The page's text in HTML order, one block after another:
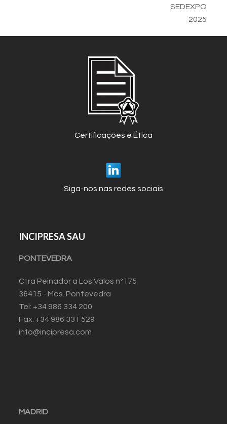
post:SEDEXPO
2025
Certificações e Ética
Siga-nos nas redes sociais
INCIPRESA SAU
PONTEVEDRA
Ctra Peinador a Los Valos nº175
36415 - Mos. Pontevedra
Tel: +34 986 334 200
Fax: +34 986 331 529
info@incipresa.com
MADRID